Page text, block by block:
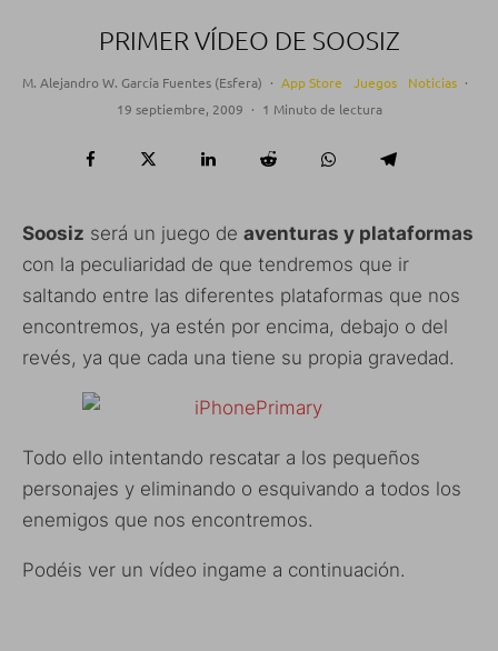
PRIMER VÍDEO DE SOOSIZ
M. Alejandro W. García Fuentes (Esfera) · App Store Juegos Noticias ·
19 septiembre, 2009 · 1 Minuto de lectura
Soosiz será un juego de aventuras y plataformas
con la peculiaridad de que tendremos que ir
saltando entre las diferentes plataformas que nos
encontremos, ya estén por encima, debajo o del
revés, ya que cada una tiene su propia gravedad.
Todo ello intentando rescatar a los pequeños
personajes y eliminando o esquivando a todos los
enemigos que nos encontremos.
Podéis ver un vídeo ingame a continuación.